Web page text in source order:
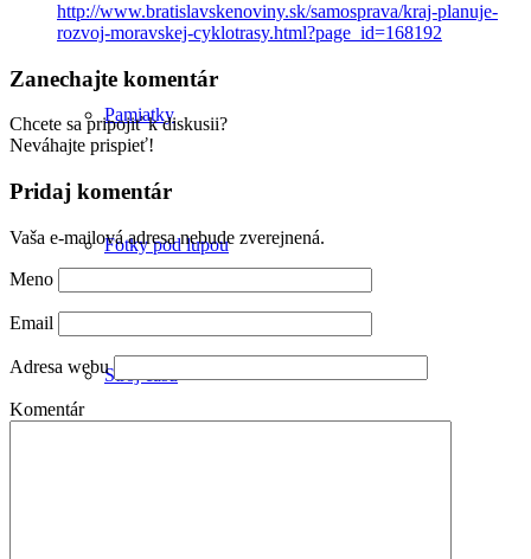
Pamiatky
Fotky pod lupou
Stroj času
http://www.bratislavskenoviny.sk/samosprava/kraj-planuje-
rozvoj-moravskej-cyklotrasy.html?page_id=168192
Zanechajte komentár
Chcete sa pripojiť k diskusii?
Neváhajte prispieť!
Pridaj komentár
Vaša e-mailová adresa nebude zverejnená.
Meno
Email
Adresa webu
Komentár